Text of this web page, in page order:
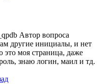
Автор вопроса
другие инициалы, и нет
это моя страница, даже
знаю логин, маил и тд.